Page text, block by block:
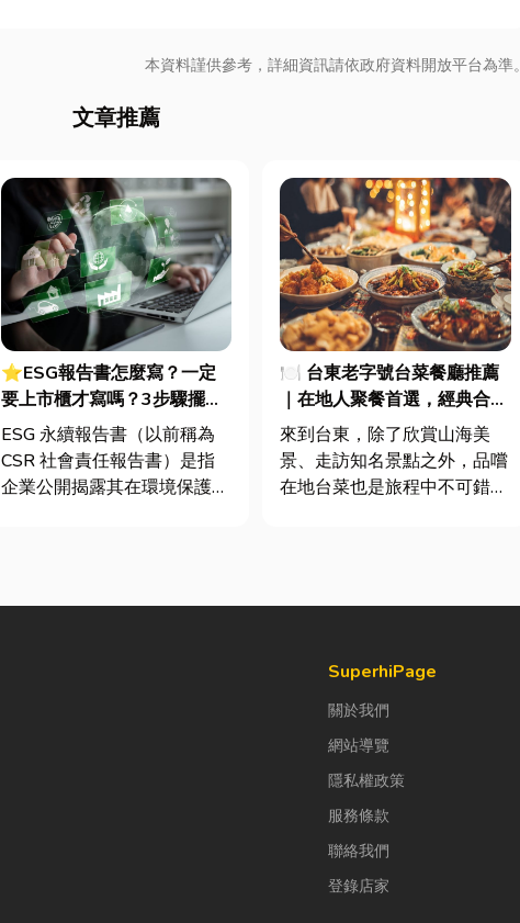
本資料謹供參考，詳細資訊請依政府資料開放平台為準。
文章推薦
⭐ESG報告書怎麼寫？一定
要上市櫃才寫嗎？3步驟擺脫
綠色轉型焦慮
ESG 永續報告書（以前稱為
CSR 社會責任報告書）是指
企業公開揭露其在環境保護
🍽️ 台東老字號台菜餐廳推薦
｜在地人聚餐首選，經典合菜
一次滿足
來到台東，除了欣賞山海美
景、走訪知名景點之外，品嚐
在地台菜也是旅程中不可錯過
SuperhiPage
關於我們
網站導覽
隱私權政策
服務條款
聯絡我們
登錄店家